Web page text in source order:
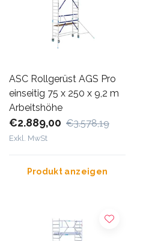
ASC Rollgerüst AGS Pro
einseitig 75 x 250 x 9,2 m
Arbeitshöhe
€2.889,00 €3.578,19
Exkl. MwSt
Produkt anzeigen